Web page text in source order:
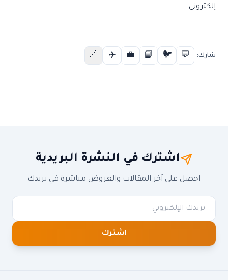
إلكتروني.
شارك: 💬
🐦
📘
💼
✈️
🔗
اشترك في النشرة البريدية
احصل على آخر المقالات والعروض مباشرة في بريدك
اشترك